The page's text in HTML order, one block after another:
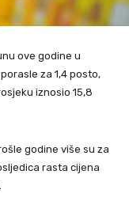
ove godine u
za 1,4 posto,
iznosio 15,8
godine više su za
rasta cijena